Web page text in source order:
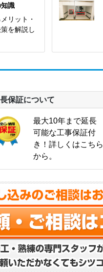
識
リット・
を解説し
保証について
最大10年まで延長
可能な工事保証付
き！詳しくはこちら
から。